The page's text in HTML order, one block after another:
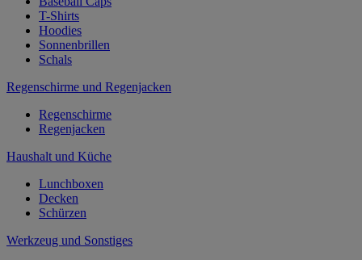
T-Shirts
Hoodies
Sonnenbrillen
Schals
Regenschirme und Regenjacken
Regenschirme
Regenjacken
Haushalt und Küche
Lunchboxen
Decken
Schürzen
Werkzeug und Sonstiges